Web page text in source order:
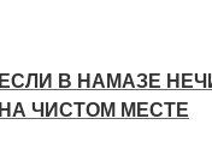
ЕСЛИ В НАМАЗЕ
НА ЧИСТОМ МЕСТЕ